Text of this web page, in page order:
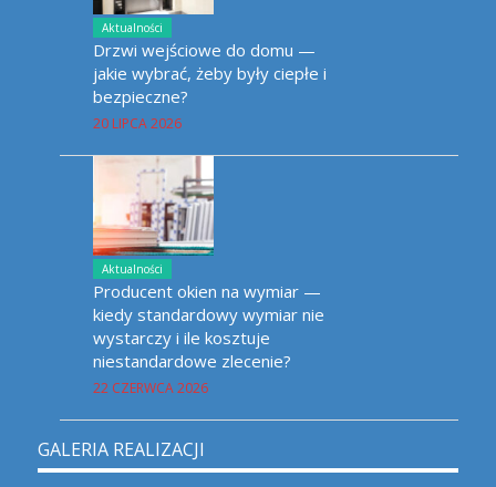
Aktualności
Drzwi wejściowe do domu —
jakie wybrać, żeby były ciepłe i
bezpieczne?
20 LIPCA 2026
Aktualności
Producent okien na wymiar —
kiedy standardowy wymiar nie
wystarczy i ile kosztuje
niestandardowe zlecenie?
22 CZERWCA 2026
GALERIA REALIZACJI